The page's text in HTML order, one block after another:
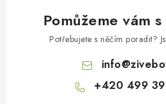
Pomůžeme vám
Potřebujete s něčím poradit?
info@
+420 499